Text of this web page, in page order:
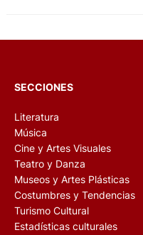
SECCIONES
Literatura
Música
Cine y Artes Visuales
Teatro y Danza
Museos y Artes Plásticas
Costumbres y Tendencias
Turismo Cultural
Estadísticas culturales